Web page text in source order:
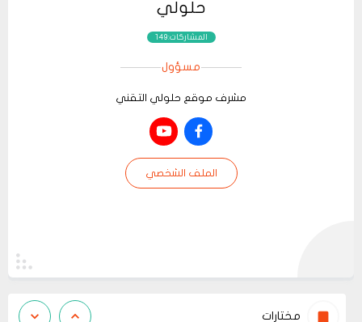
حلولي
المشاركات:149
مسؤول
مشرف موقع حلولي التقني
الملف الشخصي
مختارات